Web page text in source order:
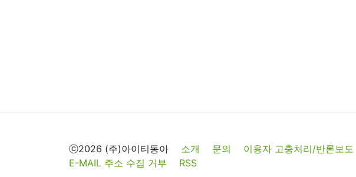
ⓒ2026 (주)아이티동아 소개 문의 이용자 고충처리/반론보도
E-MAIL 주소 수집 거부
RSS